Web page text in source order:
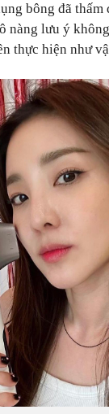
bông đã thấm
nàng lưu ý
thực hiện như